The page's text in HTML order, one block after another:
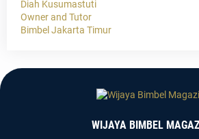
Diah Kusumastuti
Owner and Tutor
Bimbel Jakarta Timur
WIJAYA BIMBEL